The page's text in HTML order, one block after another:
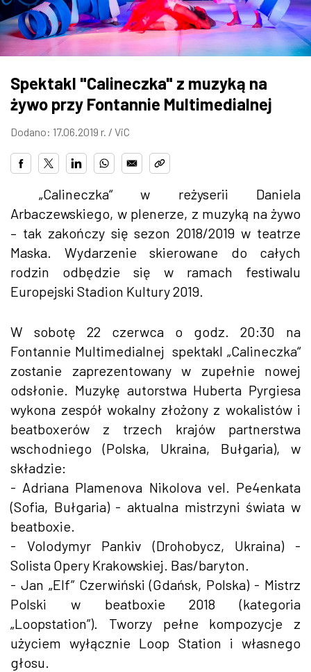
ZDJĘCIA
W RZESZOWIE
Spektakl "Calineczka" z muzyką na
żywo przy Fontannie Multimedialnej
Dodano: 17.06.2019 r. / ViC
„Calineczka“ w reżyserii Daniela
Arbaczewskiego, w plenerze, z muzyką na żywo
– tak zakończy się sezon 2018/2019 w teatrze
Maska. Wydarzenie skierowane do całych
rodzin odbędzie się w ramach festiwalu
Europejski Stadion Kultury 2019.
W sobotę 22 czerwca o godz. 20:30 na
Fontannie Multimedialnej spektakl „Calineczka“
zostanie zaprezentowany w zupełnie nowej
odsłonie. Muzykę autorstwa Huberta Pyrgiesa
wykona zespół wokalny złożony z wokalistów i
beatboxerów z trzech krajów partnerstwa
wschodniego (Polska, Ukraina, Bułgaria), w
składzie:
- Adriana Plamenova Nikolova vel. Pe4enkata
(Sofia, Bułgaria) - aktualna mistrzyni świata w
beatboxie.
- Volodymyr Pankiv (Drohobycz, Ukraina) -
Solista Opery Krakowskiej. Bas/baryton.
- Jan „Elf” Czerwiński (Gdańsk, Polska) - Mistrz
Polski w beatboxie 2018 (kategoria
„Loopstation”). Tworzy pełne kompozycje z
użyciem wyłącznie Loop Station i własnego
głosu.